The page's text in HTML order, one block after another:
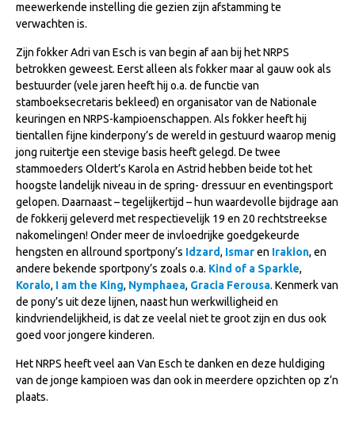
Dutch Pony Championship
Arabian Horse Events
Arabissimo
Veulenregistratie
Veulens en merries
Zoek een NRPS paard
PEDIGREE ONLINE
Informatie aan je paard of pony toevoegen
Fokkerij informatie
Fokprogramma's en registratie
Informatie veulen registratie
Veulen registratie
meewerkende instelling die gezien zijn afstamming te
verwachten is.
Zijn fokker Adri van Esch is van begin af aan bij het NRPS
betrokken geweest. Eerst alleen als fokker maar al gauw ook als
bestuurder (vele jaren heeft hij o.a. de functie van
stamboeksecretaris bekleed) en organisator van de Nationale
keuringen en NRPS-kampioenschappen. Als fokker heeft hij
tientallen fijne kinderpony’s de wereld in gestuurd waarop menig
jong ruitertje een stevige basis heeft gelegd. De twee
stammoeders Oldert’s Karola en Astrid hebben beide tot het
hoogste landelijk niveau in de spring- dressuur en eventingsport
gelopen. Daarnaast – tegelijkertijd – hun waardevolle bijdrage aan
de fokkerij geleverd met respectievelijk 19 en 20 rechtstreekse
nakomelingen! Onder meer de invloedrijke goedgekeurde
hengsten en allround sportpony’s Idzard, Ismaren Irakion, en
andere bekende sportpony’s zoals o.a. Kind of a Sparkle,
Koralo, I am the King, Nymphaea, Gracia Ferousa. Kenmerk van
de pony’s uit deze lijnen, naast hun werkwilligheid en
kindvriendelijkheid, is dat ze veelal niet te groot zijn en dus ook
goed voor jongere kinderen.
Het NRPS heeft veel aan Van Esch te danken en deze huldiging
van de jonge kampioen was dan ook in meerdere opzichten op z’n
plaats.